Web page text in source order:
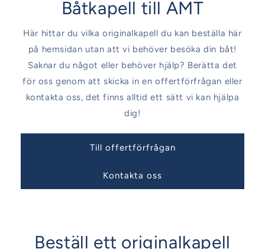
Båtkapell till AMT
Här hittar du vilka originalkapell du kan beställa här
på hemsidan utan att vi behöver besöka din båt!
Saknar du något eller behöver hjälp? Berätta det
för oss genom att skicka in en offertförfrågan eller
kontakta oss, det finns alltid ett sätt vi kan hjälpa
dig!
Till offertförfrågan
Kontakta oss
Beställ ett originalkapell